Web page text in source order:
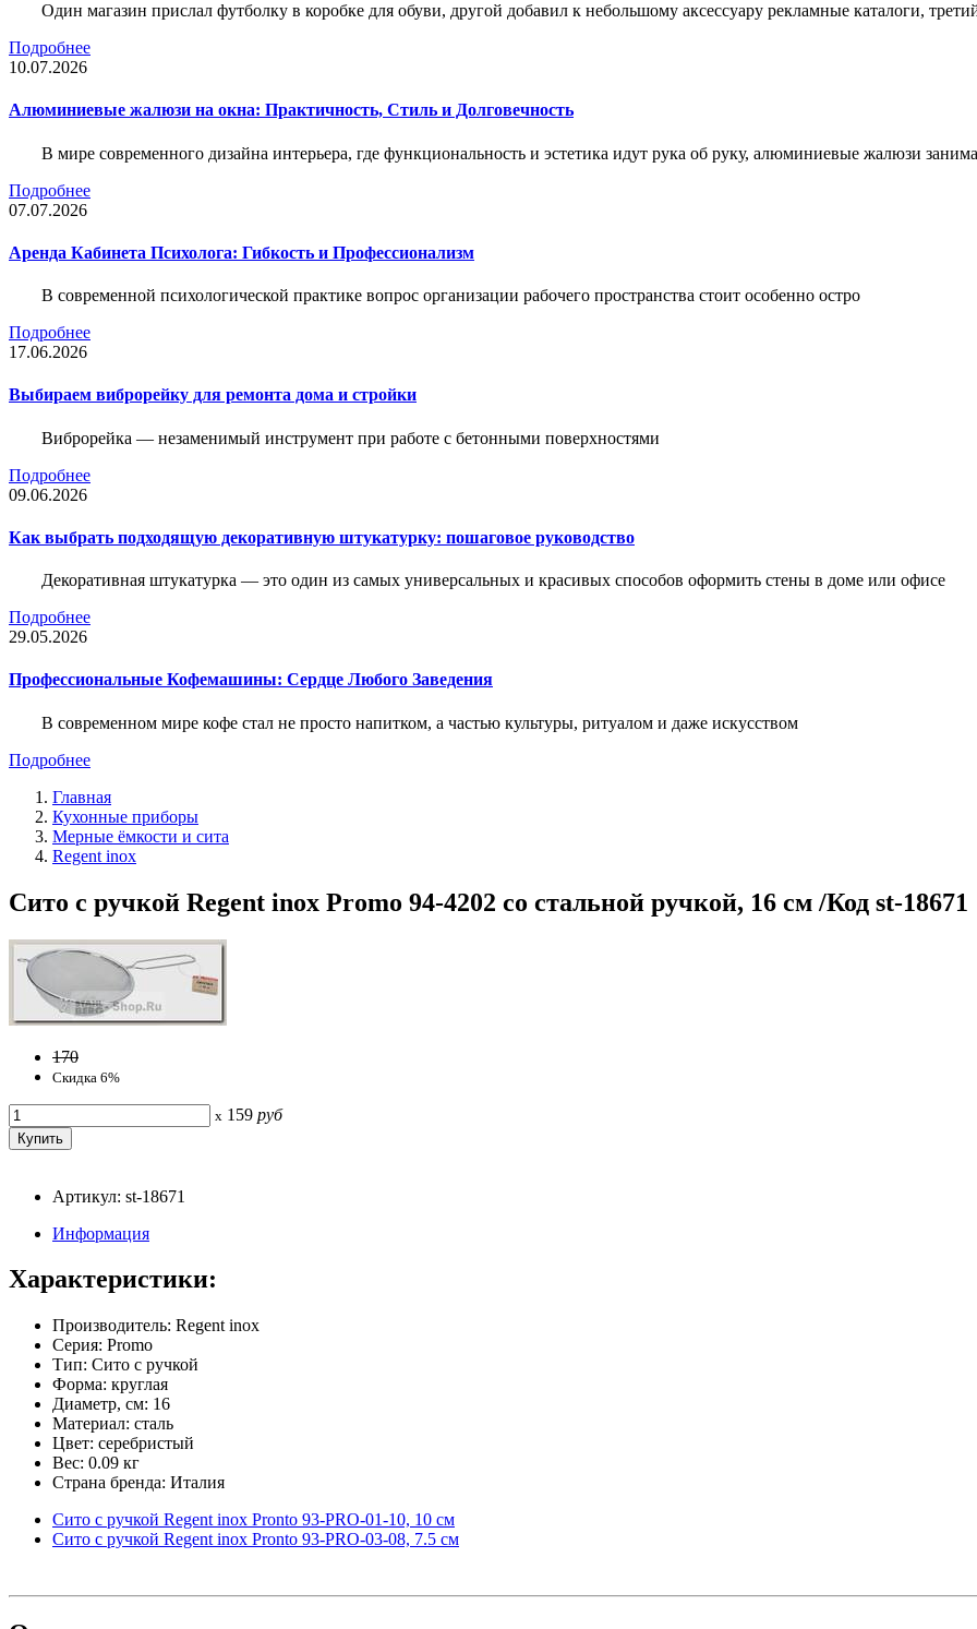
Один магазин прислал футболку в коробке для обуви, другой добавил к небольшому аксессуару рекламные каталоги,
Подробнее
10.07.2026
Алюминиевые жалюзи на окна: Практичность, Стиль и Долговечность
В мире современного дизайна интерьера, где функциональность и эстетика идут рука об руку, алюминиевые жалюзи
Подробнее
07.07.2026
Аренда Кабинета Психолога: Гибкость и Профессионализм
В современной психологической практике вопрос организации рабочего пространства стоит особенно остро
Подробнее
17.06.2026
Выбираем виброрейку для ремонта дома и стройки
Виброрейка — незаменимый инструмент при работе с бетонными поверхностями
Подробнее
09.06.2026
Как выбрать подходящую декоративную штукатурку: пошаговое руководство
Декоративная штукатурка — это один из самых универсальных и красивых способов оформить стены в доме или офисе
Подробнее
29.05.2026
Профессиональные Кофемашины: Сердце Любого Заведения
В современном мире кофе стал не просто напитком, а частью культуры, ритуалом и даже искусством
Подробнее
Главная
Кухонные приборы
Мерные ёмкости и сита
Regent inox
Сито с ручкой Regent inox Promo 94-4202 со стальной ручкой, 16 см /Код st-18671
170
Скидка 6%
x 159 руб
Артикул: st-18671
Информация
Характеристики:
Производитель: Regent inox
Серия: Promo
Тип: Сито с ручкой
Форма: круглая
Диаметр, см: 16
Материал: сталь
Цвет: серебристый
Вес: 0.09 кг
Страна бренда: Италия
Сито с ручкой Regent inox Pronto 93-PRO-01-10, 10 см
Сито с ручкой Regent inox Pronto 93-PRO-03-08, 7.5 см